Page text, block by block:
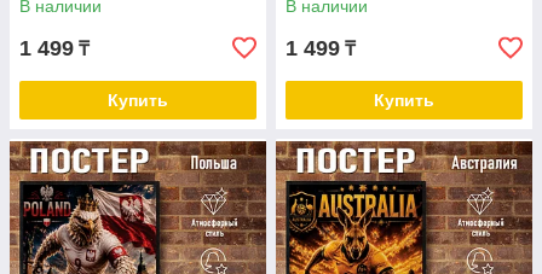
В наличии
1 499 ₸
Купить
В наличии
1 499 ₸
Купить